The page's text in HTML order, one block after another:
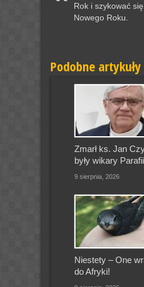
Rok i szykować
Nowego Roku.
Podobne artykuły
Zmarł ks. Jan
były wikary
9 sierpnia, 2026
Niestety – One
do Afryki!